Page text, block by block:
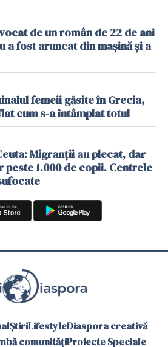
de un român de 22 de ani
a fost aruncat din mașină și a
femeii găsite în Grecia,
cum s-a întâmplat totul
Migranții au plecat, dar
peste 1.000 de copii. Centrele
ȘtiriLifestyleDiaspora creativă
comunitățiProiecte Speciale